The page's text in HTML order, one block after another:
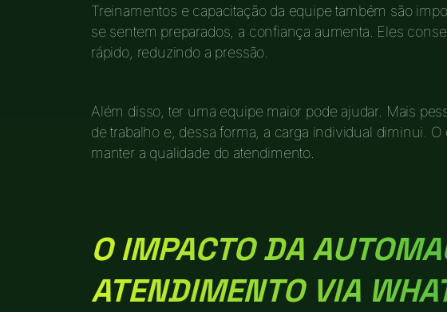
Treinamentos e capacitação da equipe também são
se sentem preparados, a confiança aumenta. Eles
rápido, reduzindo a pressão.
Além disso, ter uma equipe maior pode ajudar. Mais
de trabalho e, dessa forma, a carga individual diminui.
manter a qualidade do atendimento.
O IMPACTO DA
ATENDIMENTO VIA